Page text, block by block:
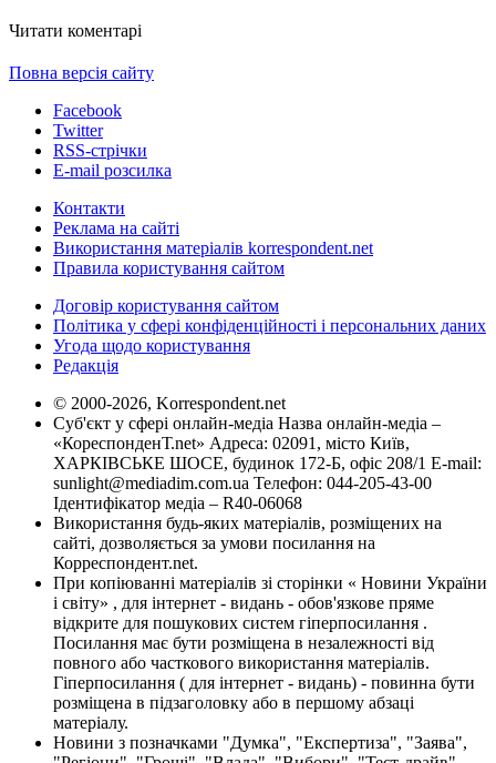
Читати коментарі
Повна версія сайту
Facebook
Twitter
RSS-стрічки
E-mail розсилка
Контакти
Реклама на сайті
Використання матеріалів korrespondent.net
Правила користування сайтом
Договір користування сайтом
Політика у сфері конфіденційності і персональних даних
Угода щодо користування
Редакція
© 2000-2026, Korrespondent.net
Суб'єкт у сфері онлайн-медіа Назва онлайн-медіа –
«КореспонденТ.net» Адреса: 02091, місто Київ,
ХАРКІВСЬКЕ ШОСЕ, будинок 172-Б, офіс 208/1 E-mail:
sunlight@mediadim.com.ua Телефон: 044-205-43-00
Ідентифікатор медіа – R40-06068
Використання будь-яких матеріалів, розміщених на
сайті, дозволяється за умови посилання на
Корреспондент.net.
При копіюванні матеріалів зі сторінки « Новини України
і світу» , для інтернет - видань - обов'язкове пряме
відкрите для пошукових систем гіперпосилання .
Посилання має бути розміщена в незалежності від
повного або часткового використання матеріалів.
Гіперпосилання ( для інтернет - видань) - повинна бути
розміщена в підзаголовку або в першому абзаці
матеріалу.
Новини з позначками "Думка", "Експертиза", "Заява",